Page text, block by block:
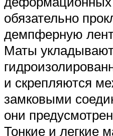
обязательно
демпферную
Маты
и скрепляются
замковыми
они
Тонкие и легкие